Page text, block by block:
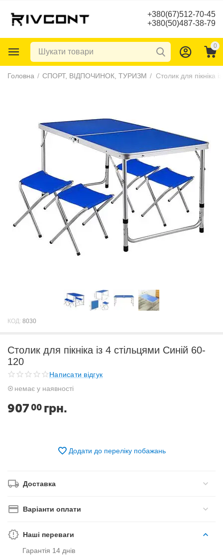
+380(67)512-70-45
+380(50)487-38-79
0
Головна / СПОРТ, ВІДПОЧИНОК, ТУРИЗМ /
КОД: 8030
Столик для пікніка із 4 стільцями Синій 60-
120
Написати відгук
немає у наявності
907 00 грн.
Додати до переліку побажань
Доставка
Варіанти оплати
Наші переваги
Гарантія 14 днів